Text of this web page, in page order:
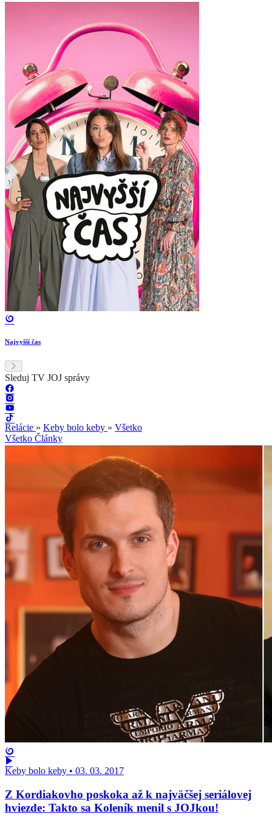
Najvyšší čas
Sleduj TV JOJ správy
Relácie » Keby bolo keby » Všetko
Všetko Články
Keby bolo keby • 03. 03. 2017
Z Kordiakovho poskoka až k najväčšej seriálovej
hviezde: Takto sa Koleník menil s JOJkou!